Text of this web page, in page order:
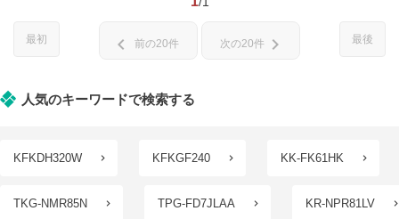
最初 最後
chevron_left 前の20件 次の20件 chevron_right
人気のキーワードで検索する
KFKDH320W KFKGF240 KK-FK61HK
TKG-NMR85N TPG-FD7JLAA KR-NPR81LV